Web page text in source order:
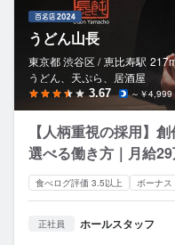
検索履歴・保存した条件
応募履歴
WEB履歴書
スカウト・メルマガ受信設
ヘルプ・お問い合わせフォー
掲載をご検討の店舗様へ
うどん山長
東京都 渋谷区 / 恵比寿駅
うどん、天ぷら、居酒屋
3.67 ～￥4,999
【人柄重視の採用】
選べる働き方｜月給
食べログ評価 3.5以上 ボーナス
正社員 ホールスタッフ